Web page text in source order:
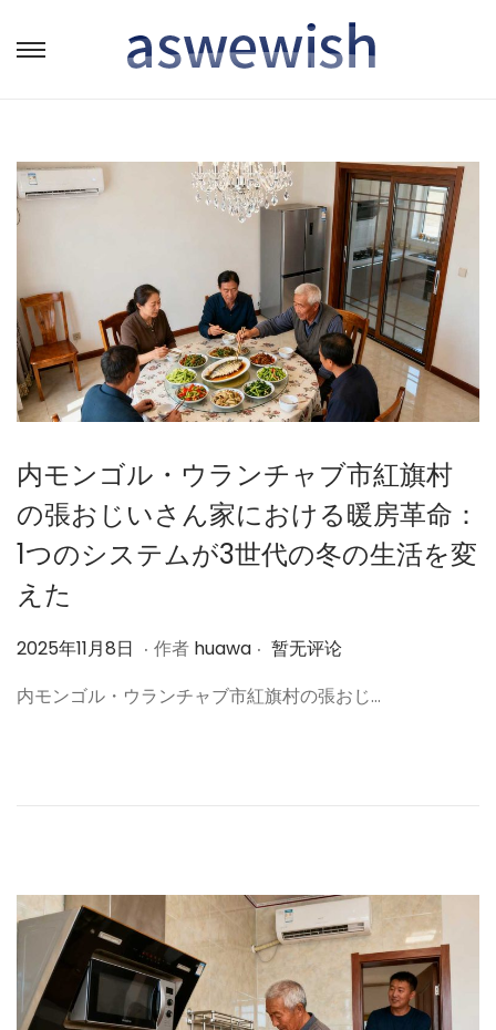
转
航
跳
容
内モンゴル・ウランチャブ市紅旗村
の張おじいさん家における暖房革命：
1つのシステムが3世代の冬の生活を変
えた
作
2025年11月8日 2
2
8
日
. 作者 huawa . 暂无评论
内モンゴル・ウランチャブ市紅旗村の張おじ…